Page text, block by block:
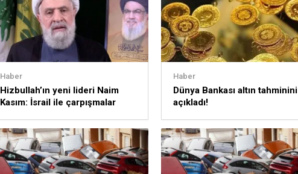
Haber
Hizbullah’ın yeni lideri Naim
Kasım: İsrail ile çarpışmalar
Haber
Dünya Bankası altın tahminini
açıkladı!